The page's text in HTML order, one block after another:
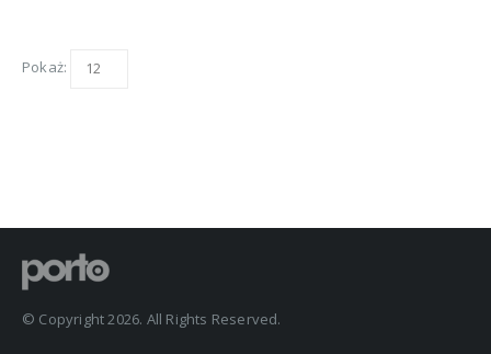
Pokaż:
© Copyright 2026. All Rights Reserved.